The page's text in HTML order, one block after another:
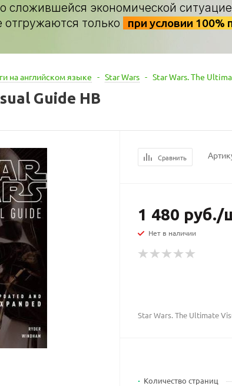
сложившейся экономической
отгружаются только
при условии 100%
на английском языке - Star Wars - Star Wars. The
Guide HB
Сравнить
1 480 руб./
Нет в наличии
Star Wars. The Ultimate
Количество страниц